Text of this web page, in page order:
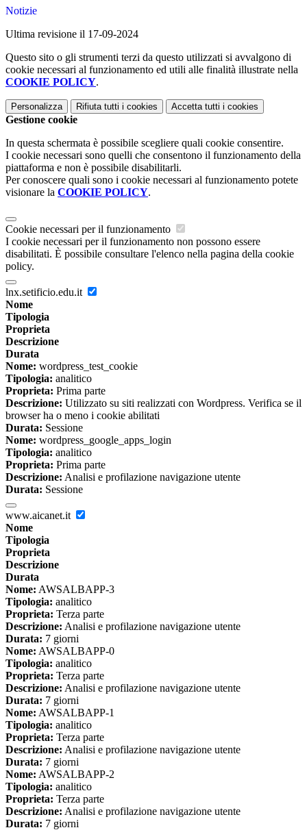
Notizie
Ultima revisione il 17-09-2024
Questo sito o gli strumenti terzi da questo utilizzati si avvalgono di
cookie necessari al funzionamento ed utili alle finalità illustrate nella
COOKIE POLICY.
Personalizza Rifiuta tutti i cookies Accetta tutti i cookies
Gestione cookie
In questa schermata è possibile scegliere quali cookie consentire.
I cookie necessari sono quelli che consentono il funzionamento della
piattaforma e non è possibile disabilitarli.
Per conoscere quali sono i cookie necessari al funzionamento potete
visionare la COOKIE POLICY.
Cookie necessari per il funzionamento
I cookie necessari per il funzionamento non possono essere
disabilitati. È possibile consultare l'elenco nella pagina della cookie
policy.
lnx.setificio.edu.it
Nome
Tipologia
Proprieta
Descrizione
Durata
Nome: wordpress_test_cookie
Tipologia: analitico
Proprieta: Prima parte
Descrizione: Utilizzato su siti realizzati con Wordpress. Verifica se il
browser ha o meno i cookie abilitati
Durata: Sessione
Nome: wordpress_google_apps_login
Tipologia: analitico
Proprieta: Prima parte
Descrizione: Analisi e profilazione navigazione utente
Durata: Sessione
www.aicanet.it
Nome
Tipologia
Proprieta
Descrizione
Durata
Nome: AWSALBAPP-3
Tipologia: analitico
Proprieta: Terza parte
Descrizione: Analisi e profilazione navigazione utente
Durata: 7 giorni
Nome: AWSALBAPP-0
Tipologia: analitico
Proprieta: Terza parte
Descrizione: Analisi e profilazione navigazione utente
Durata: 7 giorni
Nome: AWSALBAPP-1
Tipologia: analitico
Proprieta: Terza parte
Descrizione: Analisi e profilazione navigazione utente
Durata: 7 giorni
Nome: AWSALBAPP-2
Tipologia: analitico
Proprieta: Terza parte
Descrizione: Analisi e profilazione navigazione utente
Durata: 7 giorni